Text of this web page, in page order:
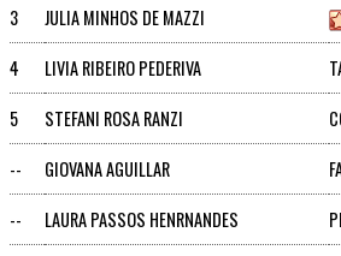
3
JULIA MINHOS DE MAZZI
4
LIVIA RIBEIRO PEDERIVA
5
STEFANI ROSA RANZI
--
GIOVANA AGUILLAR
--
LAURA PASSOS HENRNANDES